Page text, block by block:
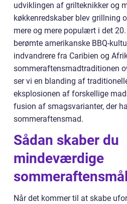
udviklingen af grilteknikker og
køkkenredskaber blev grillning
mere og mere populært i det
berømte amerikanske BBQ-
indvandrere fra Caribien og
sommeraftensmadtraditionen
ser vi en blanding af
eksplosionen af forskellige
fusion af smagsvarianter, der
sommeraftensmad.
Sådan skaber du
mindeværdige
Når det kommer til at skabe